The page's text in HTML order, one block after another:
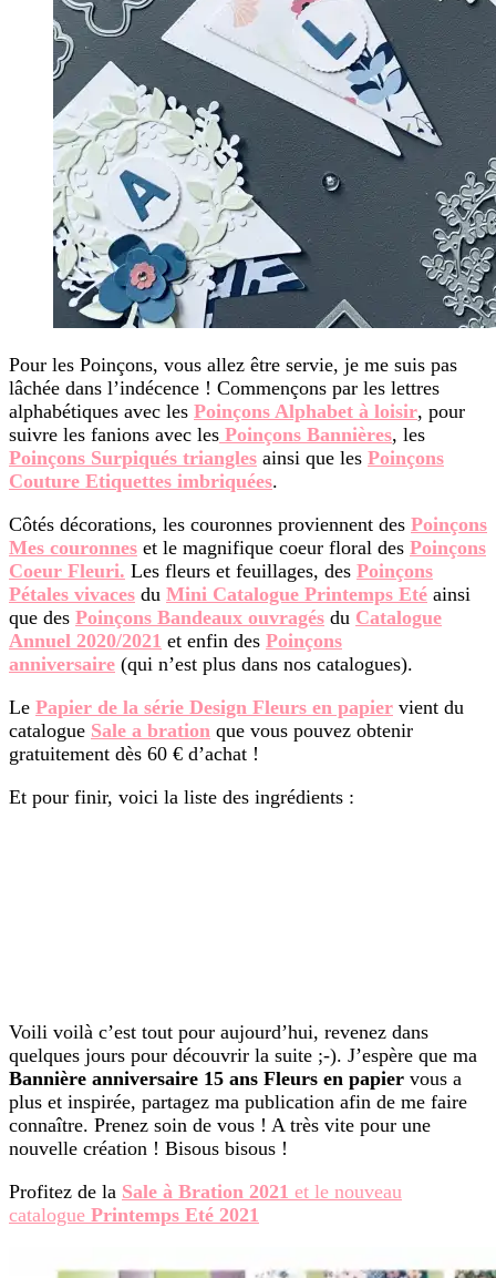
Pour les Poinçons, vous allez être servie, je me suis pas
lâchée dans l’indécence ! Commençons par les lettres
alphabétiques avec les Poinçons Alphabet à loisir, pour
suivre les fanions avec les Poinçons Bannières, les
Poinçons Surpiqués triangles ainsi que les Poinçons
Couture Etiquettes imbriquées.
Côtés décorations, les couronnes proviennent des Poinçons
Mes couronnes et le magnifique coeur floral des Poinçons
Coeur Fleuri. Les fleurs et feuillages, des Poinçons
Pétales vivaces du Mini Catalogue Printemps Eté ainsi
que des Poinçons Bandeaux ouvragés du Catalogue
Annuel 2020/2021 et enfin des Poinçons
anniversaire (qui n’est plus dans nos catalogues).
Le Papier de la série Design Fleurs en papier vient du
catalogue Sale a bration que vous pouvez obtenir
gratuitement dès 60 € d’achat !
Et pour finir, voici la liste des ingrédients :
Voili voilà c’est tout pour aujourd’hui, revenez dans
quelques jours pour découvrir la suite ;-). J’espère que ma
Bannière anniversaire 15 ans Fleurs en papier vous a
plus et inspirée, partagez ma publication afin de me faire
connaître. Prenez soin de vous ! A très vite pour une
nouvelle création ! Bisous bisous !
Profitez de la Sale à Bration 2021 et le nouveau
catalogue Printemps Eté 2021